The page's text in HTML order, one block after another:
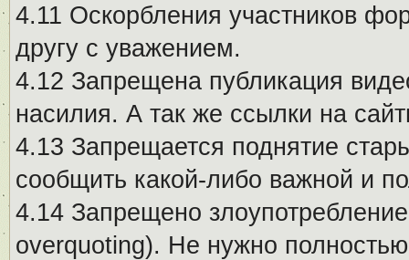
4.11 Оскорбления участников
другу с уважением.
4.12 Запрещена публикация
насилия. А так же ссылки на
4.13 Запрещается поднятие
сообщить какой-либо важной и
4.14 Запрещено
overquoting). Не нужно